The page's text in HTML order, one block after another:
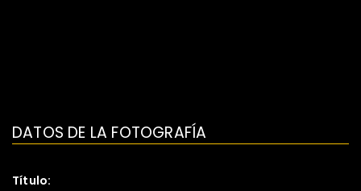
DATOS DE LA FOTOGRAFÍA
Título: